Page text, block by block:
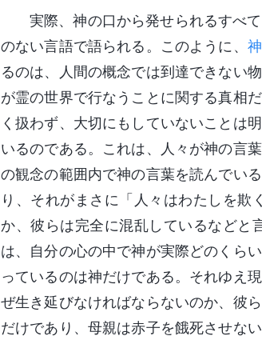
実際、神の口から発せられるすべ
のない言語で語られる。このように、
るのは、人間の概念では到達できない
が霊の世界で行なうことに関する真相
く扱わず、大切にもしていないことは
いるのである。これは、人々が神の言
の観念の範囲内で神の言葉を読んでい
り、それがまさに「人々はわたしを欺
か、彼らは完全に混乱しているなどと
は、自分の心の中で神が実際どのくら
っているのは神だけである。それゆえ
ぜ生き延びなければならないのか、彼
だけであり、母親は赤子を餓死させな